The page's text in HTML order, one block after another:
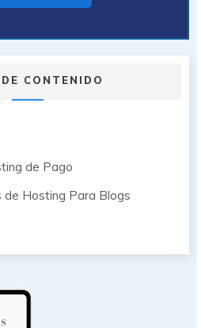
CONTENIDO
de Pago
de Hosting Para Blogs